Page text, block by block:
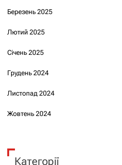
Березень 2025
Лютий 2025
Січень 2025
Грудень 2024
Листопад 2024
Жовтень 2024
Категорії